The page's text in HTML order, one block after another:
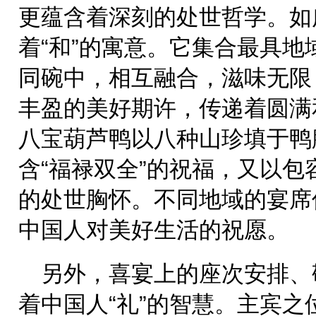
更蕴含着深刻的处世哲学。
着“和”的寓意。它集合最具
同碗中，相互融合，滋味无
丰盈的美好期许，传递着圆
八宝葫芦鸭以八种山珍填于
含“福禄双全”的祝福，又以
的处世胸怀。不同地域的宴
中国人对美好生活的祝愿。
另外，喜宴上的座次安排
着中国人“礼”的智慧。主宾